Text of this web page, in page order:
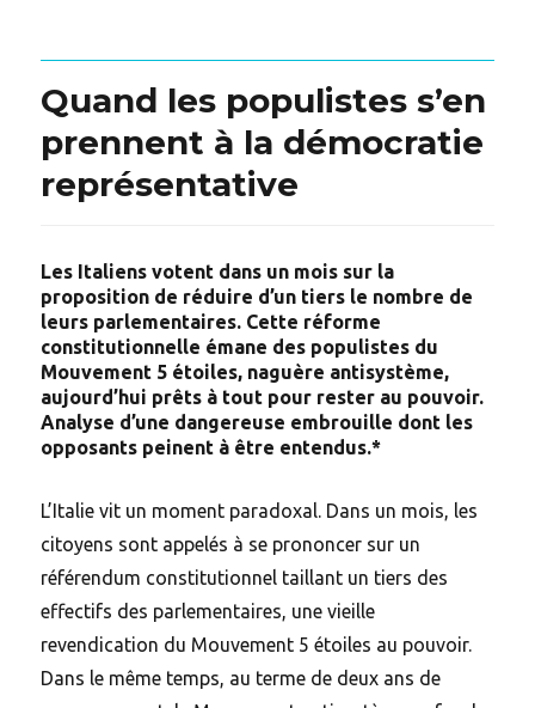
Quand les populistes s’en
prennent à la démocratie
représentative
Les Italiens votent dans un mois sur la
proposition de réduire d’un tiers le nombre de
leurs parlementaires. Cette réforme
constitutionnelle émane des populistes du
Mouvement 5 étoiles, naguère antisystème,
aujourd’hui prêts à tout pour rester au pouvoir.
Analyse d’une dangereuse embrouille dont les
opposants peinent à être entendus.*
L’Italie vit un moment paradoxal. Dans un mois, les
citoyens sont appelés à se prononcer sur un
référendum constitutionnel taillant un tiers des
effectifs des parlementaires, une vieille
revendication du Mouvement 5 étoiles au pouvoir.
Dans le même temps, au terme de deux ans de